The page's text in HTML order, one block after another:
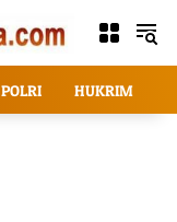
POLRI HUKRIM